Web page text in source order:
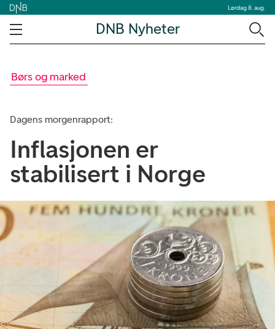
Lørdag 8. aug.
DNB Nyheter
Børs og marked
Dagens morgenrapport:
Inflasjonen er
stabilisert i Norge